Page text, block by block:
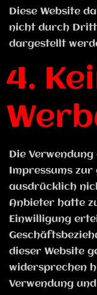
Diese Website
nicht durch
dargestellt
4.
Die
Impressums
ausdrücklich
Anbieter hatte
Einwilligung
dieser Website
widersprechen
Verwendung